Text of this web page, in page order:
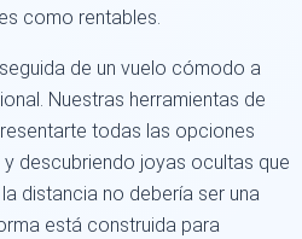
como rentables.
de un vuelo cómodo a
Nuestras herramientas de
todas las opciones
descubriendo joyas ocultas que
distancia no debería ser una
está construida para